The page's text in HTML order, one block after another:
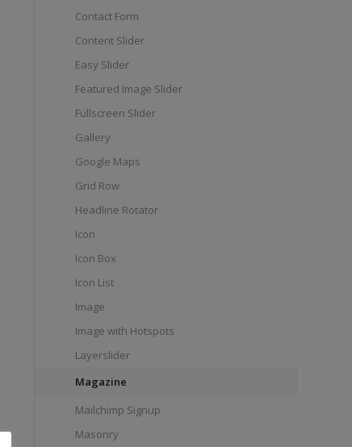
Contact Form
Content Slider
Easy Slider
Featured Image Slider
Fullscreen Slider
Gallery
Google Maps
Grid Row
Headline Rotator
Icon
Icon Box
Icon List
Image
Image with Hotspots
Layerslider
Magazine
Mailchimp Signup
Masonry